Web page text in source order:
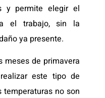
y permite elegir el
el trabajo, sin la
ya presente.
meses de primavera
este tipo de
no son